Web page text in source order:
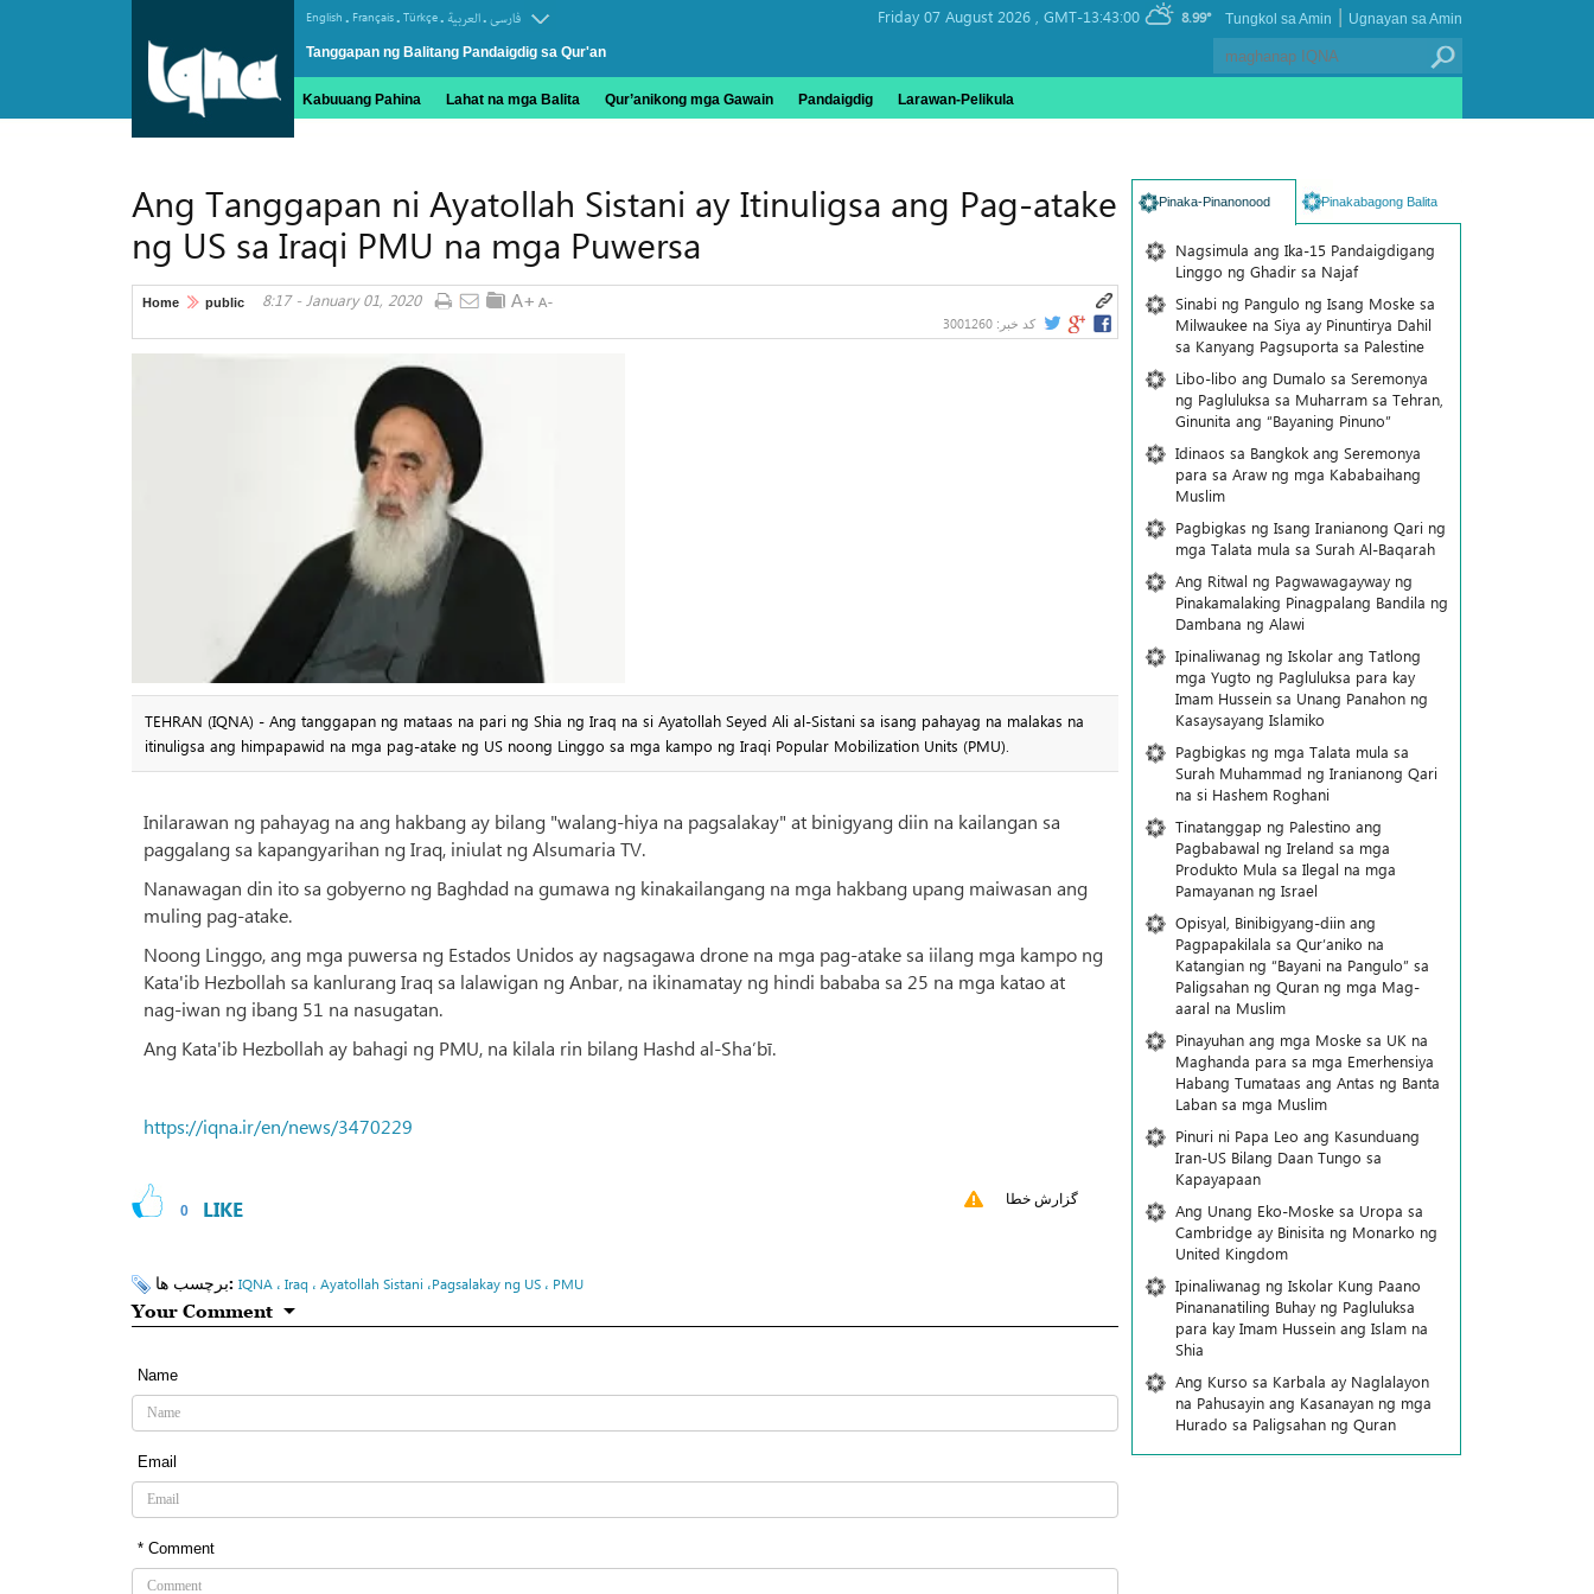
English . Français. Türkçe. العربیة.فارسی
Tanggapan ng Balitang Pandaigdig sa Qur'an
Friday 07 August 2026 , GMT-13:43:00 8.99° Ugnayan sa Amin
|
Tungkol sa Amin
Kabuuang Pahina Lahat na mga Balita Qur’anikong mga Gawain Pandaigdig Larawan-Pelikula
Ang Tanggapan ni Ayatollah Sistani ay Itinuligsa ang Pag-atake
ng US sa Iraqi PMU na mga Puwersa
Home public 8:17 - January 01, 2020
کد خبر:3001260
TEHRAN (IQNA) - Ang tanggapan ng mataas na pari ng Shia ng Iraq na si Ayatollah Seyed Ali al-Sistani sa isang pahayag na malakas na
itinuligsa ang himpapawid na mga pag-atake ng US noong Linggo sa mga kampo ng Iraqi Popular Mobilization Units (PMU).
Inilarawan ng pahayag na ang hakbang ay bilang "walang-hiya na pagsalakay" at binigyang diin na kailangan sa
paggalang sa kapangyarihan ng Iraq, iniulat ng Alsumaria TV.
Nanawagan din ito sa gobyerno ng Baghdad na gumawa ng kinakailangang na mga hakbang upang maiwasan ang
muling pag-atake.
Noong Linggo, ang mga puwersa ng Estados Unidos ay nagsagawa drone na mga pag-atake sa iilang mga kampo ng
Kata'ib Hezbollah sa kanlurang Iraq sa lalawigan ng Anbar, na ikinamatay ng hindi bababa sa 25 na mga katao at
nag-iwan ng ibang 51 na nasugatan.
Ang Kata'ib Hezbollah ay bahagi ng PMU, na kilala rin bilang Hashd al-Sha’bī.
https://iqna.ir/en/news/3470229
0 LIKE گزارش خطا
برچسب ها: IQNA ، Iraq ، Ayatollah Sistani ،Pagsalakay ng US ، PMU
Your Comment
Name
Email
* Comment
Pinaka-Pinanonood Pinakabagong Balita
Nagsimula ang Ika-15 Pandaigdigang
Linggo ng Ghadir sa Najaf
Sinabi ng Pangulo ng Isang Moske sa
Milwaukee na Siya ay Pinuntirya Dahil
sa Kanyang Pagsuporta sa Palestine
Libo-libo ang Dumalo sa Seremonya
ng Pagluluksa sa Muharram sa Tehran,
Ginunita ang “Bayaning Pinuno”
Idinaos sa Bangkok ang Seremonya
para sa Araw ng mga Kababaihang
Muslim
Pagbigkas ng Isang Iranianong Qari ng
mga Talata mula sa Surah Al-Baqarah
Ang Ritwal ng Pagwawagayway ng
Pinakamalaking Pinagpalang Bandila ng
Dambana ng Alawi
Ipinaliwanag ng Iskolar ang Tatlong
mga Yugto ng Pagluluksa para kay
Imam Hussein sa Unang Panahon ng
Kasaysayang Islamiko
Pagbigkas ng mga Talata mula sa
Surah Muhammad ng Iranianong Qari
na si Hashem Roghani
Tinatanggap ng Palestino ang
Pagbabawal ng Ireland sa mga
Produkto Mula sa Ilegal na mga
Pamayanan ng Israel
Opisyal, Binibigyang-diin ang
Pagpapakilala sa Qur’aniko na
Katangian ng “Bayani na Pangulo” sa
Paligsahan ng Quran ng mga Mag-
aaral na Muslim
Pinayuhan ang mga Moske sa UK na
Maghanda para sa mga Emerhensiya
Habang Tumataas ang Antas ng Banta
Laban sa mga Muslim
Pinuri ni Papa Leo ang Kasunduang
Iran-US Bilang Daan Tungo sa
Kapayapaan
Ang Unang Eko-Moske sa Uropa sa
Cambridge ay Binisita ng Monarko ng
United Kingdom
Ipinaliwanag ng Iskolar Kung Paano
Pinananatiling Buhay ng Pagluluksa
para kay Imam Hussein ang Islam na
Shia
Ang Kurso sa Karbala ay Naglalayon
na Pahusayin ang Kasanayan ng mga
Hurado sa Paligsahan ng Quran